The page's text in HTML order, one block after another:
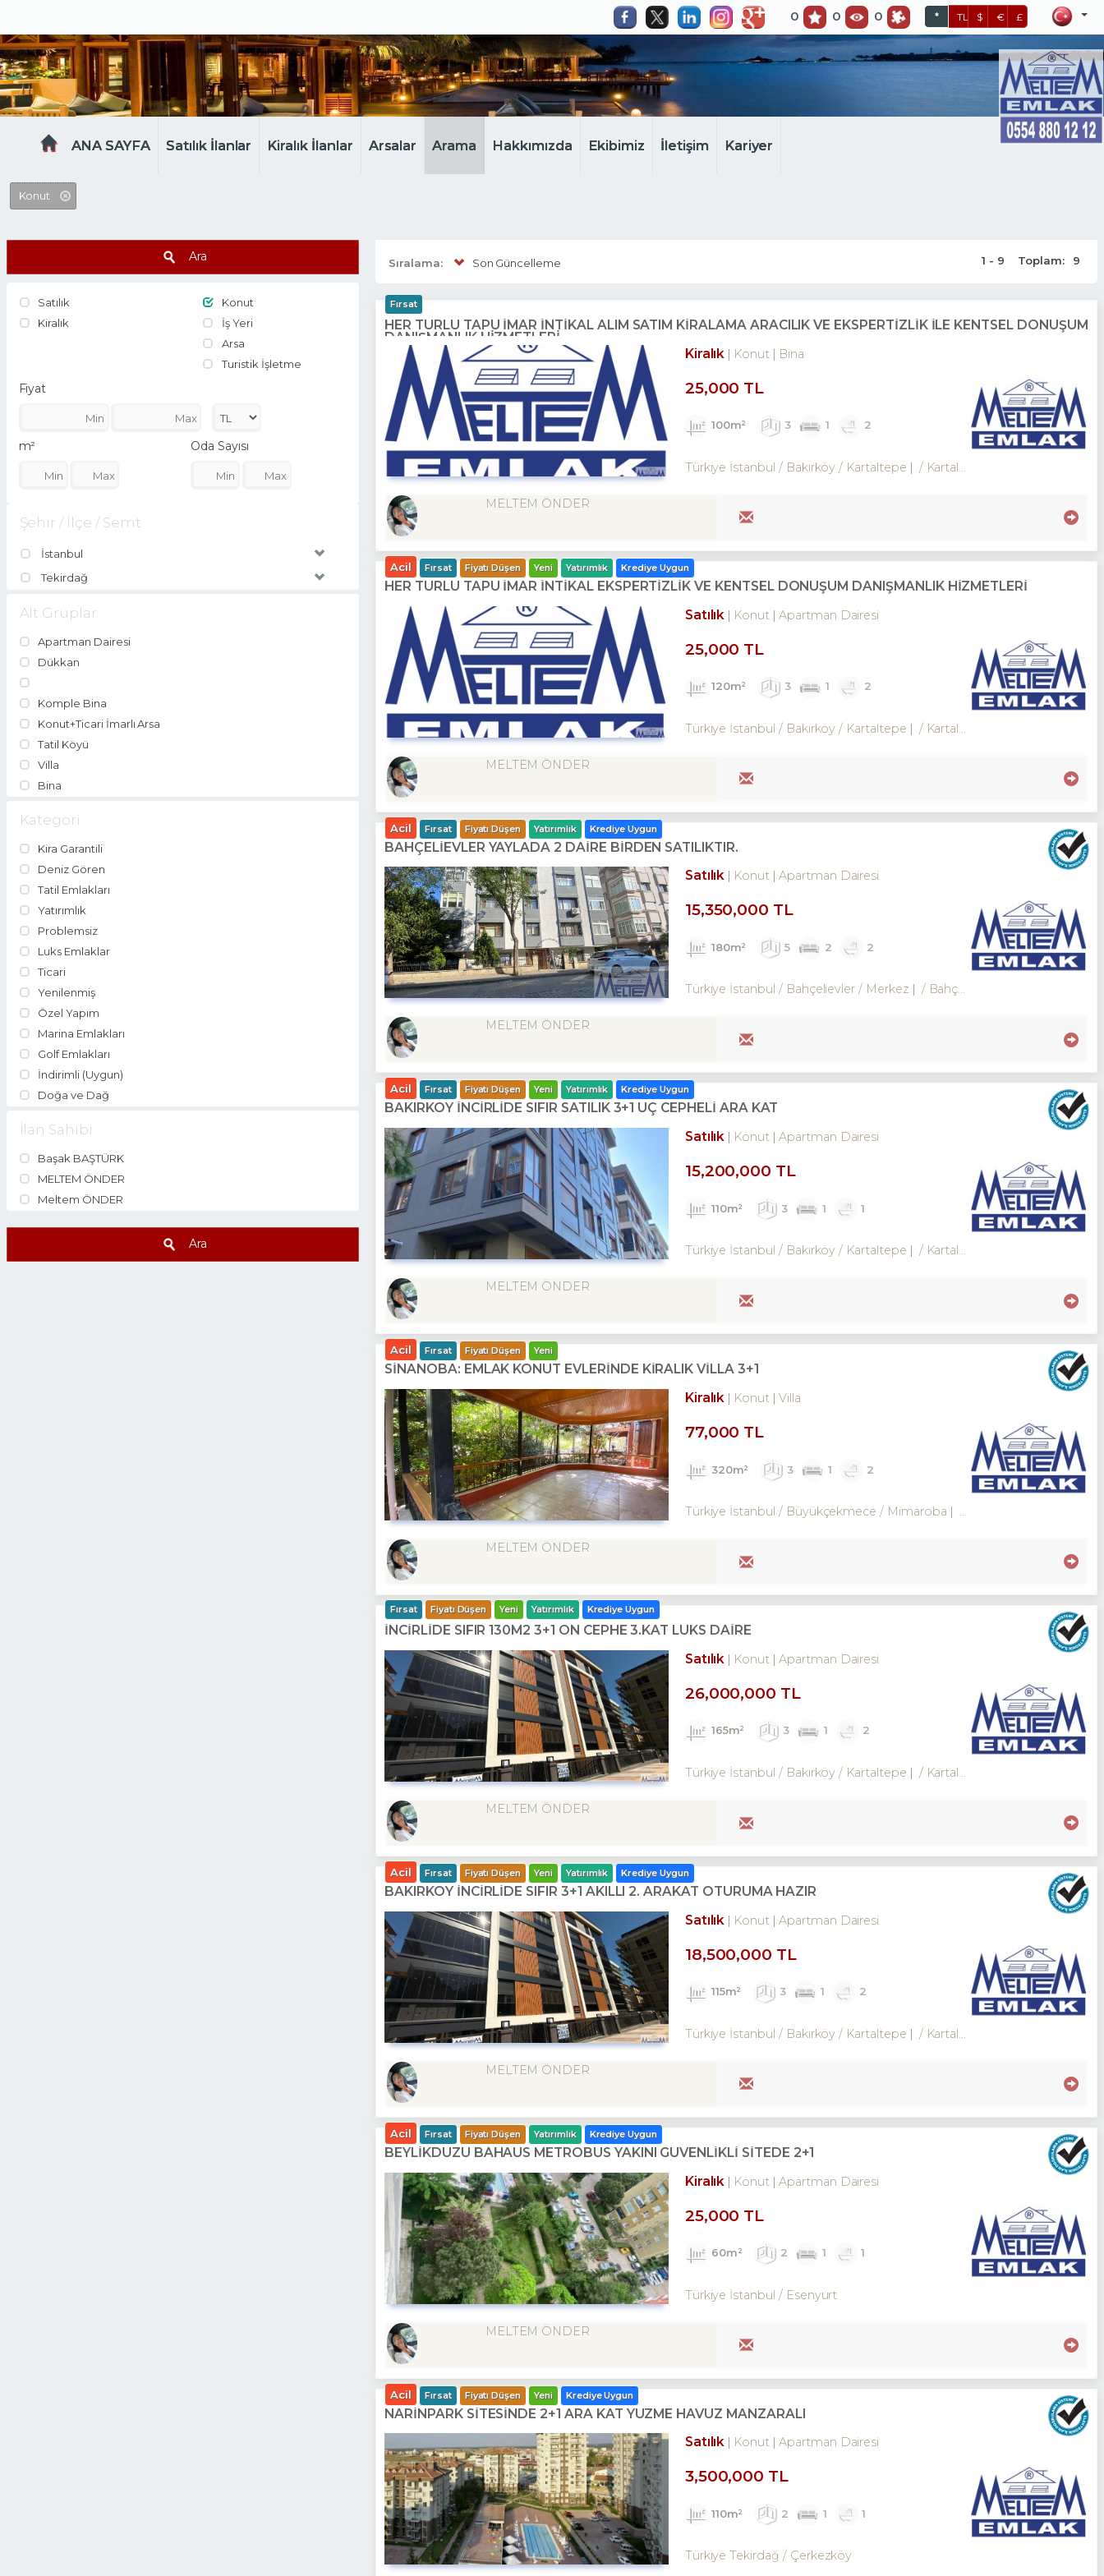
0 0 0 * TL $ € £
ANA SAYFA Satılık İlanlar Kiralık İlanlar Arsalar Arama Hakkımızda Ekibimiz İletişim Kariyer
Konut
Ara
Satılık
Kiralık
Konut
İş Yeri
Arsa
Turistik İşletme
Fiyat
m² Oda Sayısı
Şehir / İlçe / Semt
İstanbul
Tekirdağ
Alt Gruplar
Apartman Dairesi
Dükkan
Komple Bina
Konut+Ticari İmarlı Arsa
Tatil Köyü
Villa
Bina
Kategori
Kira Garantili
Deniz Gören
Tatil Emlakları
Yatırımlık
Problemsiz
Luks Emlaklar
Ticari
Yenilenmiş
Özel Yapım
Marina Emlakları
Golf Emlakları
İndirimli (Uygun)
Doğa ve Dağ
İlan Sahibi
Başak BAŞTÜRK
MELTEM ÖNDER
Meltem ÖNDER
Ara
Sıralama: Son Güncelleme 1 - 9 Toplam: 9
Fırsat
HER TÜRLÜ TAPU İMAR İNTİKAL ALIM SATIM KİRALAMA ARACILIK VE EKSPERTİZLİK ILE KENTSEL DÖNÜŞÜM
DANIŞMANLIK HİZMETLERİ
Kiralık
Konut Bina
25,000 TL
100m² 3 1 2
Türkiye İstanbul / Bakırköy / Kartaltepe / Kartaltepe Mah.
MELTEM ÖNDER
Acil Fırsat Fiyatı Düşen Yeni Yatırımlık Krediye Uygun
HER TÜRLÜ TAPU İMAR İNTİKAL EKSPERTİZLİK VE KENTSEL DÖNÜŞÜM DANIŞMANLIK HİZMETLERİ
Satılık
Konut Apartman Dairesi
25,000 TL
120m² 3 1 2
Türkiye İstanbul / Bakırköy / Kartaltepe / Kartaltepe Mah.
MELTEM ÖNDER
Acil Fırsat Fiyatı Düşen Yatırımlık Krediye Uygun
BAHÇELİEVLER YAYLADA 2 DAİRE BİRDEN SATILIKTIR.
Satılık
Konut Apartman Dairesi
15,350,000 TL
180m² 5 2 2
Türkiye İstanbul / Bahçelievler / Merkez / Bahçelievler Mah.
MELTEM ÖNDER
Acil Fırsat Fiyatı Düşen Yeni Yatırımlık Krediye Uygun
BAKIRKÖY İNCİRLİDE SIFIR SATILIK 3+1 ÜÇ CEPHELİ ARA KAT
Satılık
Konut Apartman Dairesi
15,200,000 TL
110m² 3 1 1
Türkiye İstanbul / Bakırköy / Kartaltepe / Kartaltepe Mah.
MELTEM ÖNDER
Acil Fırsat Fiyatı Düşen Yeni
SİNANOBA: EMLAK KONUT EVLERINDE KİRALIK VİLLA 3+1
Kiralık
Konut Villa
77,000 TL
320m² 3 1 2
Türkiye İstanbul / Büyükçekmece / Mimaroba
MELTEM ÖNDER
Fırsat Fiyatı Düşen Yeni Yatırımlık Krediye Uygun
İNCİRLİDE SIFIR 130M2 3+1 ÖN CEPHE 3.KAT LÜKS DAİRE
Satılık
Konut Apartman Dairesi
26,000,000 TL
165m² 3 1 2
Türkiye İstanbul / Bakırköy / Kartaltepe / Kartaltepe Mah.
MELTEM ÖNDER
Acil Fırsat Fiyatı Düşen Yeni Yatırımlık Krediye Uygun
BAKIRKÖY İNCİRLİDE SIFIR 3+1 AKILLI 2. ARAKAT OTURUMA HAZIR
Satılık
Konut Apartman Dairesi
18,500,000 TL
115m² 3 1 2
Türkiye İstanbul / Bakırköy / Kartaltepe / Kartaltepe Mah.
MELTEM ÖNDER
Acil Fırsat Fiyatı Düşen Yatırımlık Krediye Uygun
BEYLİKDÜZÜ BAHAUS METROBÜS YAKINI GÜVENLİKLİ SİTEDE 2+1
Kiralık
Konut Apartman Dairesi
25,000 TL
60m² 2 1 1
Türkiye İstanbul / Esenyurt
MELTEM ÖNDER
Acil Fırsat Fiyatı Düşen Yeni Krediye Uygun
NARİNPARK SİTESİNDE 2+1 ARA KAT YÜZME HAVUZ MANZARALI
Satılık
Konut Apartman Dairesi
3,500,000 TL
110m² 2 1 1
Türkiye Tekirdağ / Çerkezköy